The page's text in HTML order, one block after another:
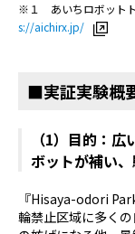
※１ あいちロボット
s://aichirx.jp/
■実証実験概
（1）目的：
ボットが補い
『Hisaya-odori
輪禁止区域に多く